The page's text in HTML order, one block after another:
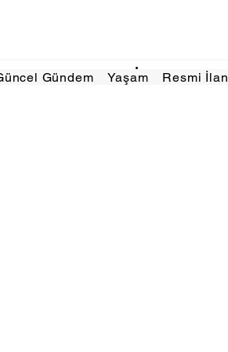
Gündem Yaşam Resmi İlan